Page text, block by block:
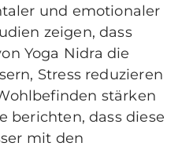
und emotionaler
zeigen, dass
Yoga Nidra die
Stress reduzieren
stärken
berichten, dass diese
mit den